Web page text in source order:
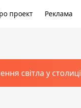
проект Реклама
світла у столиці